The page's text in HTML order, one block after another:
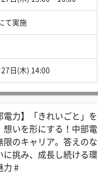
て実施
日(木) 14:00
電力】「きれいごと」を
想いを形にする！中部電
限のキャリア。答えのな
に挑み、成長し続ける環
力 #